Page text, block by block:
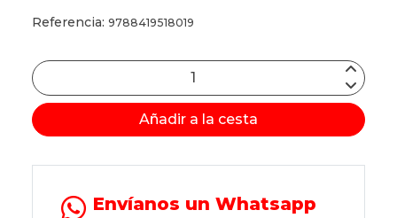
Referencia: 9788419518019
Añadir a la cesta
Envíanos un Whatsapp